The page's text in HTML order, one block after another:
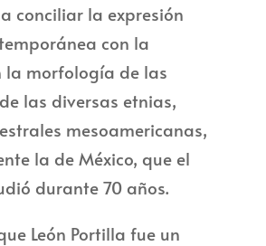
conciliar la expresión
con la
la morfología de las
las diversas etnias,
mesoamericanas,
la de México, que el
durante 70 años.
León Portilla fue un